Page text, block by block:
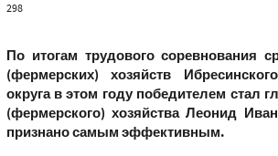
298
По итогам трудового соревнования
(фермерских) хозяйств
округа в этом году победителем стал
(фермерского) хозяйства Леонид
признано самым эффективным.